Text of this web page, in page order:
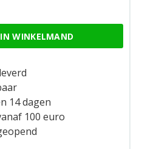
IN WINKELMAND
14 dagen
100 euro